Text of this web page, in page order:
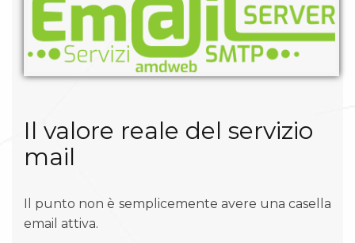
Il valore reale del servizio
mail
Il punto non è semplicemente avere una casella
email attiva.